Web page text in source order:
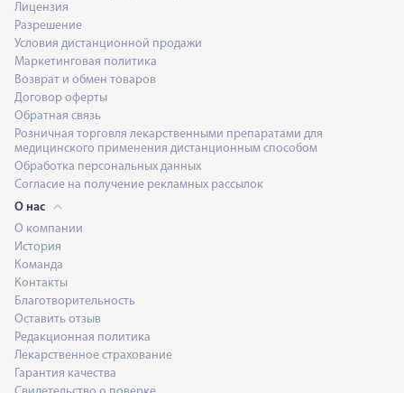
Лицензия
Разрешение
Условия дистанционной продажи
Маркетинговая политика
Возврат и обмен товаров
Договор оферты
Обратная связь
Розничная торговля лекарственными препаратами для
медицинского применения дистанционным способом
Обработка персональных данных
Согласие на получение рекламных рассылок
О нас
О компании
История
Команда
Контакты
Благотворительность
Оставить отзыв
Редакционная политика
Лекарственное страхование
Гарантия качества